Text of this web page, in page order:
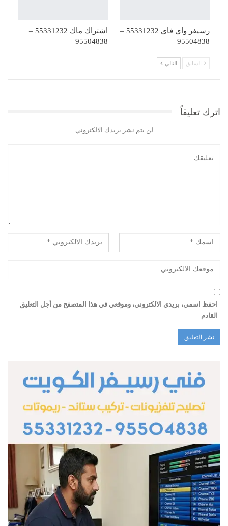
رسيفر واي فاي 55331232 –
95504838
اشتراك ماك 55331232 –
95504838
السابق التالي
اترك تعليقاً
لن يتم نشر بريدك الالكتروني
احفظ اسمي، بريدي الالكتروني، وموقعي في هذا المتصفح من أجل التعليق
القادم